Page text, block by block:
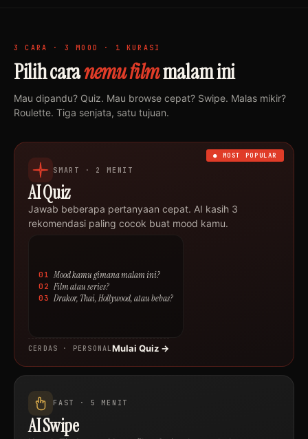
3 CARA · 3 MOOD · 1 KURASI
Pilih caranemu filmmalam ini
Mau dipandu? Quiz. Mau browse cepat? Swipe. Malas mikir?
Roulette. Tiga senjata, satu tujuan.
● MOST POPULAR
SMART · 2 MENIT
AI Quiz
Jawab beberapa pertanyaan cepat. AI kasih 3
rekomendasi paling cocok buat mood kamu.
01 Mood kamu gimana malam ini?
02 Film atau series?
03 Drakor, Thai, Hollywood, atau bebas?
CERDAS · PERSONALMulai Quiz →
FAST · 5 MENIT
AI Swipe Judul